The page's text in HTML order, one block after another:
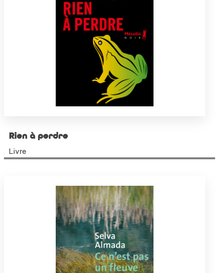
Rien à perdre
Livre